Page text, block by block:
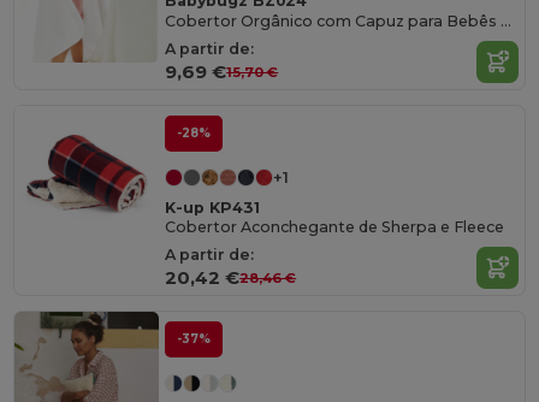
Cobertor Orgânico com Capuz para Bebês Babybugz
A partir de:
9,69 €15,70 €
-28%
+1
K-up KP431
Cobertor Aconchegante de Sherpa e Fleece
A partir de:
20,42 €28,46 €
-37%